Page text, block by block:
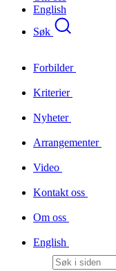
English
Søk
Forbilder
Kriterier
Nyheter
Arrangementer
Video
Kontakt oss
Om oss
English